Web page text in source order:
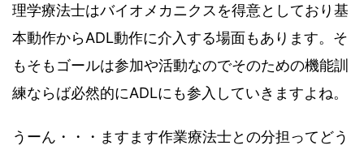
理学療法士はバイオメカニクスを得意としており基
本動作からADL動作に介入する場面もあります。そ
もそもゴールは参加や活動なのでそのための機能訓
練ならば必然的にADLにも参入していきますよね。
うーん・・・ますます作業療法士との分担ってどう